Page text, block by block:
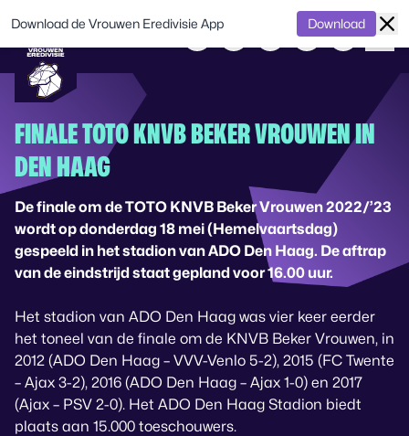
FINALE TOTO KNVB BEKER VROUWEN IN
DEN HAAG
De finale om de TOTO KNVB Beker Vrouwen 2022/’23
wordt op donderdag 18 mei (Hemelvaartsdag)
gespeeld in het stadion van ADO Den Haag. De aftrap
van de eindstrijd staat gepland voor 16.00 uur.
Het stadion van ADO Den Haag was vier keer eerder
het toneel van de finale om de KNVB Beker Vrouwen, in
2012 (ADO Den Haag – VVV-Venlo 5-2), 2015 (FC Twente
– Ajax 3-2), 2016 (ADO Den Haag – Ajax 1-0) en 2017
(Ajax – PSV 2-0). Het ADO Den Haag Stadion biedt
plaats aan 15.000 toeschouwers.
Download de Vrouwen Eredivisie App Download